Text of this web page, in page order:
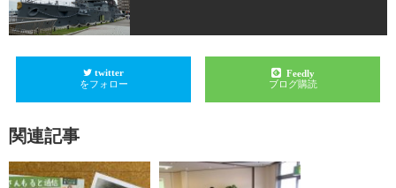
twitter
をフォロー
Feedly
ブログ購読
関連記事